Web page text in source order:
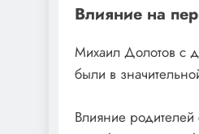
Влияние на
Михаил Долотов с
были в
Влияние родителей